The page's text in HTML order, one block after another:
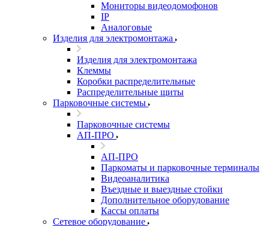
Мониторы видеодомофонов
IP
Аналоговые
Изделия для электромонтажа
Изделия для электромонтажа
Клеммы
Коробки распределительные
Распределительные щиты
Парковочные системы
Парковочные системы
АП-ПРО
АП-ПРО
Паркоматы и парковочные терминалы
Видеоаналитика
Въездные и выездные стойки
Дополнительное оборудование
Кассы оплаты
Сетевое оборудование